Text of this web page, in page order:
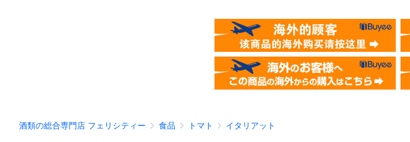
酒類の総合専門店 フェリシティー 食品 トマト イタリアット